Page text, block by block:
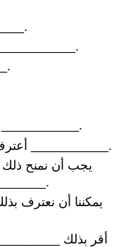
تتجاهل
هذه الحجة تتناقض مع نفسها
صحيح أن ___________، ولكن ___________.
أعترف بـ _____________، ومع ذلك ___________.
يجب أن نمنح
يتعين علينا الاعتراف
يمكننا أن نعترف
أقر بذلك